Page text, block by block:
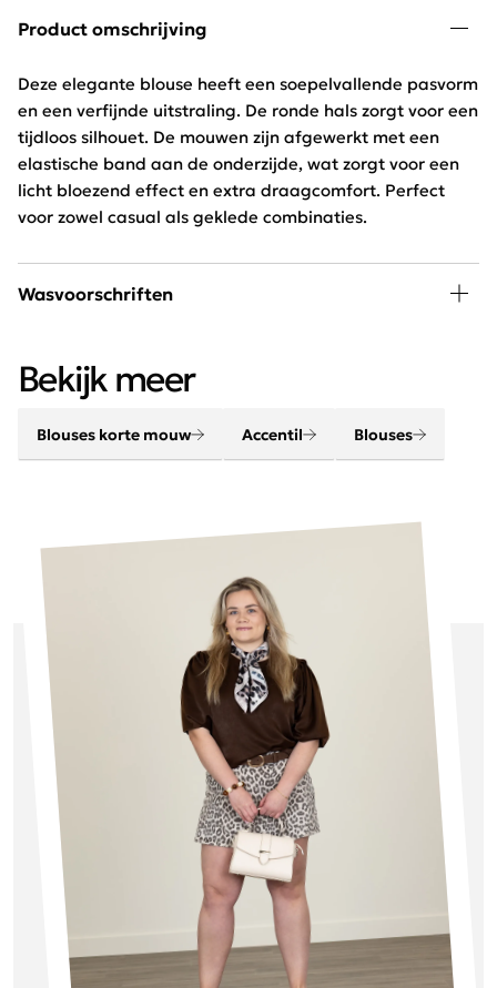
Product omschrijving
Deze elegante blouse heeft een soepelvallende pasvorm
en een verfijnde uitstraling. De ronde hals zorgt voor een
tijdloos silhouet. De mouwen zijn afgewerkt met een
elastische band aan de onderzijde, wat zorgt voor een
licht bloezend effect en extra draagcomfort. Perfect
voor zowel casual als geklede combinaties.
Wasvoorschriften
Bekijk meer
Blouses korte mouw Accentil Blouses